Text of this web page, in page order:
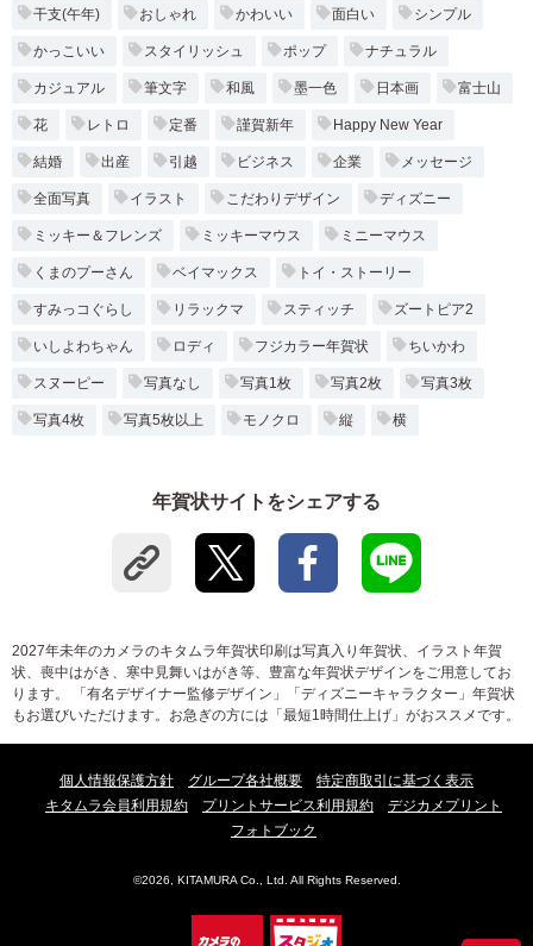
干支(午年) おしゃれ かわいい 面白い シンプル
かっこいい スタイリッシュ ポップ ナチュラル
カジュアル 筆文字 和風 墨一色 日本画 富士山
花 レトロ 定番 謹賀新年 Happy New Year
結婚 出産 引越 ビジネス 企業 メッセージ
全面写真 イラスト こだわりデザイン ディズニー
ミッキー＆フレンズ ミッキーマウス ミニーマウス
くまのプーさん ベイマックス トイ・ストーリー
すみっコぐらし リラックマ スティッチ ズートピア2
いしよわちゃん ロディ フジカラー年賀状 ちいかわ
スヌーピー 写真なし 写真1枚 写真2枚 写真3枚
写真4枚 写真5枚以上 モノクロ 縦 横
年賀状サイトをシェアする
2027年未年のカメラのキタムラ年賀状印刷は写真入り年賀状、イラスト年賀
状、喪中はがき、寒中見舞いはがき等、豊富な年賀状デザインをご用意してお
ります。 「有名デザイナー監修デザイン」「ディズニーキャラクター」年賀状
もお選びいただけます。お急ぎの方には「最短1時間仕上げ」がおススメです。
個人情報保護方針 グループ各社概要
特定商取引に基づく表示
キタムラ会員利用規約
プリントサービス利用規約
デジカメプリント
フォトブック
©2026, KITAMURA Co., Ltd. All Rights Reserved.